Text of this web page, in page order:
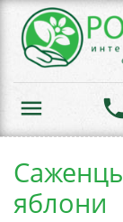
menu
яблони